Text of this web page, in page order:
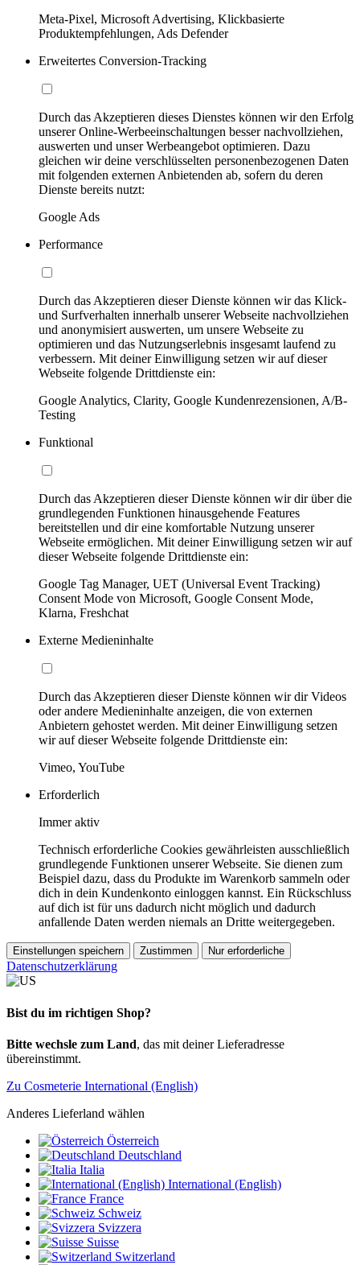
Meta-Pixel, Microsoft Advertising, Klickbasierte
Produktempfehlungen, Ads Defender
Erweitertes Conversion-Tracking
Durch das Akzeptieren dieses Dienstes können wir den Erfolg
unserer Online-Werbeeinschaltungen besser nachvollziehen,
auswerten und unser Werbeangebot optimieren. Dazu
gleichen wir deine verschlüsselten personenbezogenen Daten
mit folgenden externen Anbietenden ab, sofern du deren
Dienste bereits nutzt:
Google Ads
Performance
Durch das Akzeptieren dieser Dienste können wir das Klick-
und Surfverhalten innerhalb unserer Webseite nachvollziehen
und anonymisiert auswerten, um unsere Webseite zu
optimieren und das Nutzungserlebnis insgesamt laufend zu
verbessern. Mit deiner Einwilligung setzen wir auf dieser
Webseite folgende Drittdienste ein:
Google Analytics, Clarity, Google Kundenrezensionen, A/B-
Testing
Funktional
Durch das Akzeptieren dieser Dienste können wir dir über die
grundlegenden Funktionen hinausgehende Features
bereitstellen und dir eine komfortable Nutzung unserer
Webseite ermöglichen. Mit deiner Einwilligung setzen wir auf
dieser Webseite folgende Drittdienste ein:
Google Tag Manager, UET (Universal Event Tracking)
Consent Mode von Microsoft, Google Consent Mode,
Klarna, Freshchat
Externe Medieninhalte
Durch das Akzeptieren dieser Dienste können wir dir Videos
oder andere Medieninhalte anzeigen, die von externen
Anbietern gehostet werden. Mit deiner Einwilligung setzen
wir auf dieser Webseite folgende Drittdienste ein:
Vimeo, YouTube
Erforderlich
Immer aktiv
Technisch erforderliche Cookies gewährleisten ausschließlich
grundlegende Funktionen unserer Webseite. Sie dienen zum
Beispiel dazu, dass du Produkte im Warenkorb sammeln oder
dich in dein Kundenkonto einloggen kannst. Ein Rückschluss
auf dich ist für uns dadurch nicht möglich und dadurch
anfallende Daten werden niemals an Dritte weitergegeben.
Einstellungen speichern Zustimmen Nur erforderliche
Datenschutzerklärung
Bist du im richtigen Shop?
Bitte wechsle zum Land, das mit deiner Lieferadresse
übereinstimmt.
Zu Cosmeterie International (English)
Anderes Lieferland wählen
Österreich
Deutschland
Italia
International (English)
France
Schweiz
Svizzera
Suisse
Switzerland